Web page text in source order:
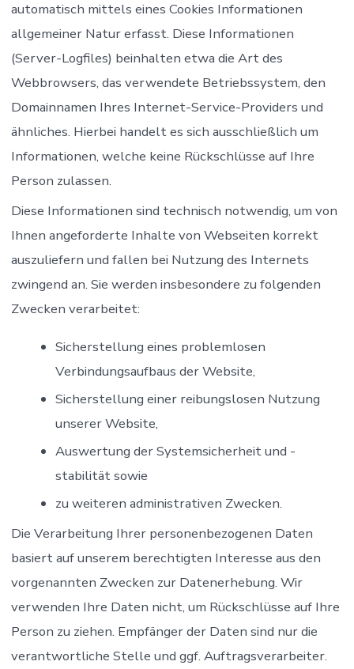
automatisch mittels eines Cookies Informationen
allgemeiner Natur erfasst. Diese Informationen
(Server-Logfiles) beinhalten etwa die Art des
Webbrowsers, das verwendete Betriebssystem, den
Domainnamen Ihres Internet-Service-Providers und
ähnliches. Hierbei handelt es sich ausschließlich um
Informationen, welche keine Rückschlüsse auf Ihre
Person zulassen.
Diese Informationen sind technisch notwendig, um von
Ihnen angeforderte Inhalte von Webseiten korrekt
auszuliefern und fallen bei Nutzung des Internets
zwingend an. Sie werden insbesondere zu folgenden
Zwecken verarbeitet:
Sicherstellung eines problemlosen
Verbindungsaufbaus der Website,
Sicherstellung einer reibungslosen Nutzung
unserer Website,
Auswertung der Systemsicherheit und -
stabilität sowie
zu weiteren administrativen Zwecken.
Die Verarbeitung Ihrer personenbezogenen Daten
basiert auf unserem berechtigten Interesse aus den
vorgenannten Zwecken zur Datenerhebung. Wir
verwenden Ihre Daten nicht, um Rückschlüsse auf Ihre
Person zu ziehen. Empfänger der Daten sind nur die
verantwortliche Stelle und ggf. Auftragsverarbeiter.